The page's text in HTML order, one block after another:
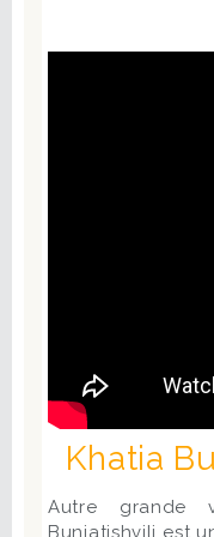
Khatia
Autre grande
Buniatishvili est